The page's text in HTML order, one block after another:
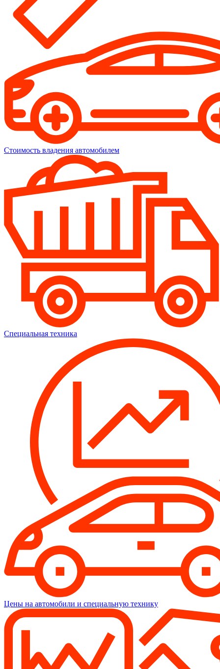
Стоимость владения автомобилем
Специальная техника
Цены на автомобили и специальную технику